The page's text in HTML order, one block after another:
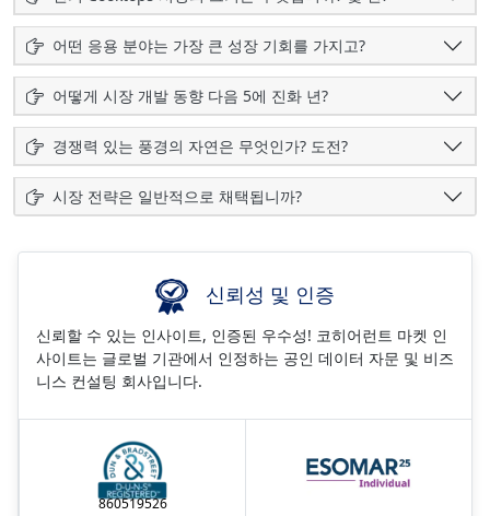
어떤 응용 분야는 가장 큰 성장 기회를 가지고?
어떻게 시장 개발 동향 다음 5에 진화 년?
경쟁력 있는 풍경의 자연은 무엇인가? 도전?
시장 전략은 일반적으로 채택됩니까?
신뢰성 및 인증
신뢰할 수 있는 인사이트, 인증된 우수성! 코히어런트 마켓 인
사이트는 글로벌 기관에서 인정하는 공인 데이터 자문 및 비즈
니스 컨설팅 회사입니다.
860519526